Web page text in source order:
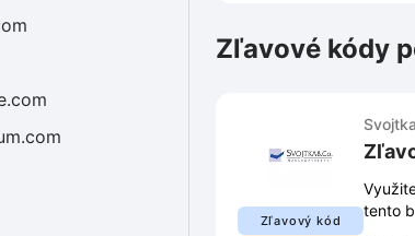
Zľavové kódy
Zľavový kód
tento